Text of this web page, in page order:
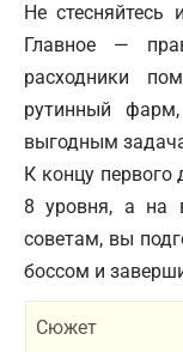
Не стесняйтесь
Главное —
расходники
рутинный
выгодным
К концу
8 уровня, а на
советам, вы
боссом и
Сюжет